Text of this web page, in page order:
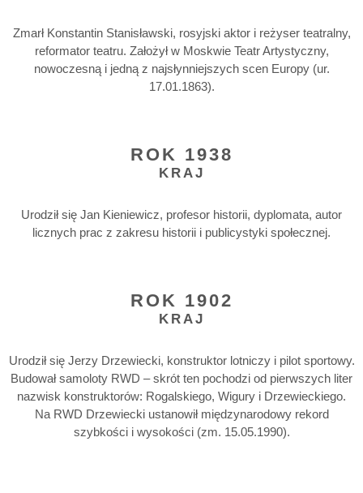
Zmarł Konstantin Stanisławski, rosyjski aktor i reżyser teatralny,
reformator teatru. Założył w Moskwie Teatr Artystyczny,
nowoczesną i jedną z najsłynniejszych scen Europy (ur.
17.01.1863).
ROK 1938
KRAJ
Urodził się Jan Kieniewicz, profesor historii, dyplomata, autor
licznych prac z zakresu historii i publicystyki społecznej.
ROK 1902
KRAJ
Urodził się Jerzy Drzewiecki, konstruktor lotniczy i pilot sportowy.
Budował samoloty RWD – skrót ten pochodzi od pierwszych liter
nazwisk konstruktorów: Rogalskiego, Wigury i Drzewieckiego.
Na RWD Drzewiecki ustanowił międzynarodowy rekord
szybkości i wysokości (zm. 15.05.1990).